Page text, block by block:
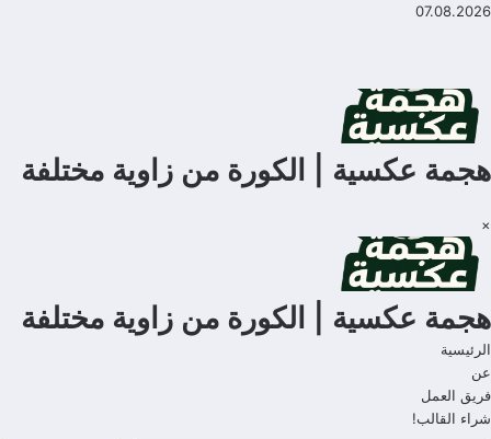
التجاوز
07.08.2026
هجمة عكسية | الكورة من زاوية مختلفة
×
هجمة عكسية | الكورة من زاوية مختلفة
الرئيسية
عن
فريق العمل
شراء القالب!